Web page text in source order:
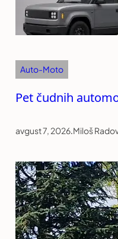
Auto-Moto
Pet čudnih
avgust 7, 2026.Miloš